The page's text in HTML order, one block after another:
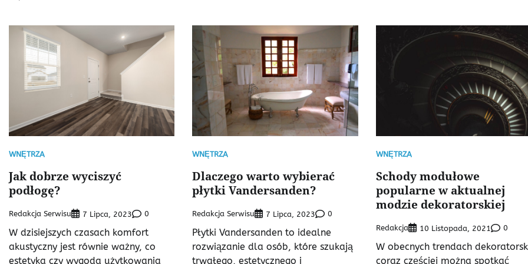
WNĘTRZA
Jak dobrze wyciszyć
podłogę?
Redakcja Serwisu 7 Lipca, 2023 0
W dzisiejszych czasach komfort
akustyczny jest równie ważny, co
estetyka czy wygoda użytkowania
WNĘTRZA
Dlaczego warto wybierać
płytki Vandersanden?
Redakcja Serwisu 7 Lipca, 2023 0
Płytki Vandersanden to idealne
rozwiązanie dla osób, które szukają
trwałego, estetycznego i
WNĘTRZA
Schody modułowe
popularne w aktualnej
modzie dekoratorskiej
Redakcja 10 Listopada, 2021 0
W obecnych trendach
coraz częściej można spotkać